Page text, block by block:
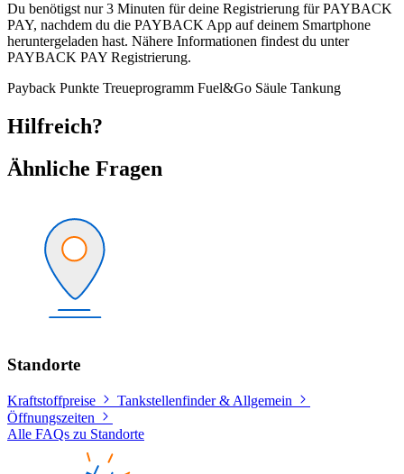
Du benötigst nur 3 Minuten für deine Registrierung für PAYBACK
PAY, nachdem du die PAYBACK App auf deinem Smartphone
heruntergeladen hast. Nähere Informationen findest du unter
PAYBACK PAY Registrierung.
Payback Punkte Treueprogramm Fuel&Go Säule Tankung
Hilfreich?
Ähnliche Fragen
Standorte
Kraftstoffpreise
Tankstellenfinder & Allgemein
Öffnungszeiten
Alle FAQs zu Standorte